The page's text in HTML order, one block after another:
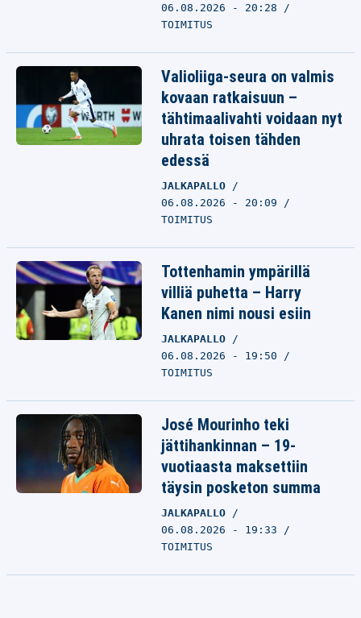
06.08.2026 - 20:28
TOIMITUS
Valioliiga-seura on valmis
kovaan ratkaisuun –
tähtimaalivahti voidaan nyt
uhrata toisen tähden
edessä
JALKAPALLO
06.08.2026 - 20:09
TOIMITUS
Tottenhamin ympärillä
villiä puhetta – Harry
Kanen nimi nousi esiin
JALKAPALLO
06.08.2026 - 19:50
TOIMITUS
José Mourinho teki
jättihankinnan – 19-
vuotiaasta maksettiin
täysin posketon summa
JALKAPALLO
06.08.2026 - 19:33
TOIMITUS